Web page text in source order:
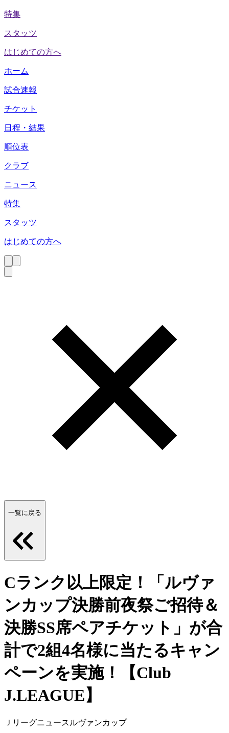
特集
スタッツ
はじめての方へ
ホーム
試合速報
チケット
日程・結果
順位表
クラブ
ニュース
特集
スタッツ
はじめての方へ
一覧に戻る
Cランク以上限定！「ルヴァ
ンカップ決勝前夜祭ご招待＆
決勝SS席ペアチケット」が合
計で2組4名様に当たるキャン
ペーンを実施！【Club
J.LEAGUE】
Ｊリーグニュース ルヴァンカップ